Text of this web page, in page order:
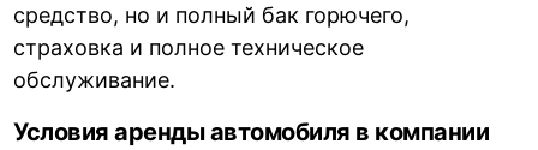
средство, но и полный бак горючего,
страховка и полное техническое
обслуживание.
Условия аренды автомобиля в компании